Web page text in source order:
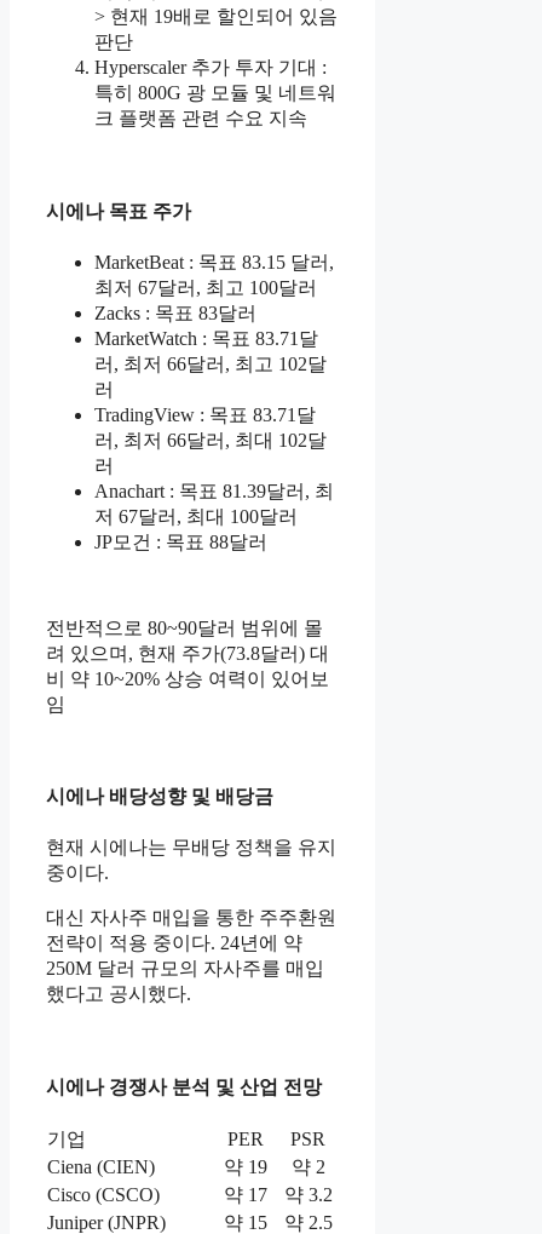
> 현재 19배로 할인되어 있음
판단
Hyperscaler 추가 투자 기대 :
특히 800G 광 모듈 및 네트워
크 플랫폼 관련 수요 지속
시에나 목표 주가
MarketBeat : 목표 83.15 달러,
최저 67달러, 최고 100달러
Zacks : 목표 83달러
MarketWatch : 목표 83.71달
러, 최저 66달러, 최고 102달
러
TradingView : 목표 83.71달
러, 최저 66달러, 최대 102달
러
Anachart : 목표 81.39달러, 최
저 67달러, 최대 100달러
JP모건 : 목표 88달러
전반적으로 80~90달러 범위에 몰
려 있으며, 현재 주가(73.8달러) 대
비 약 10~20% 상승 여력이 있어보
임
시에나 배당성향 및 배당금
현재 시에나는 무배당 정책을 유지
중이다.
대신 자사주 매입을 통한 주주환원
전략이 적용 중이다. 24년에 약
250M 달러 규모의 자사주를 매입
했다고 공시했다.
시에나 경쟁사 분석 및 산업 전망
기업 PER
PSR
Ciena (CIEN)
약 19
약 2
Cisco (CSCO)
약 17
약 3.2
Juniper (JNPR)
약 15
약 2.5